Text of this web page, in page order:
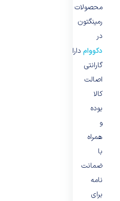
محصولات
رمینگتون
در
دکووامدارای
گارانتی
اصالت
کالا
بوده
و
همراه
با
ضمانت
نامه
برای